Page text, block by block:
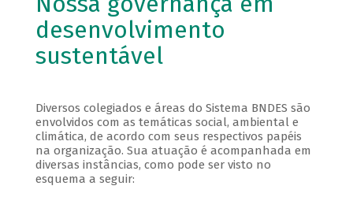
desenvolvimento
sustentável
Diversos colegiados e áreas do Sistema BNDES são
envolvidos com as temáticas social, ambiental e
climática, de acordo com seus respectivos papéis
na organização. Sua atuação é acompanhada em
diversas instâncias, como pode ser visto no
esquema a seguir: